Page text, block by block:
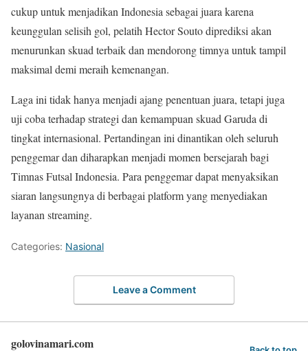
cukup untuk menjadikan Indonesia sebagai juara karena
keunggulan selisih gol, pelatih Hector Souto diprediksi akan
menurunkan skuad terbaik dan mendorong timnya untuk tampil
maksimal demi meraih kemenangan.
Laga ini tidak hanya menjadi ajang penentuan juara, tetapi juga
uji coba terhadap strategi dan kemampuan skuad Garuda di
tingkat internasional. Pertandingan ini dinantikan oleh seluruh
penggemar dan diharapkan menjadi momen bersejarah bagi
Timnas Futsal Indonesia. Para penggemar dapat menyaksikan
siaran langsungnya di berbagai platform yang menyediakan
layanan streaming.
Categories: Nasional
Leave a Comment
golovinamari.com